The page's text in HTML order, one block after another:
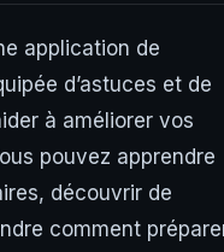
application de
d’astuces et de
à améliorer vos
pouvez apprendre
découvrir de
comment